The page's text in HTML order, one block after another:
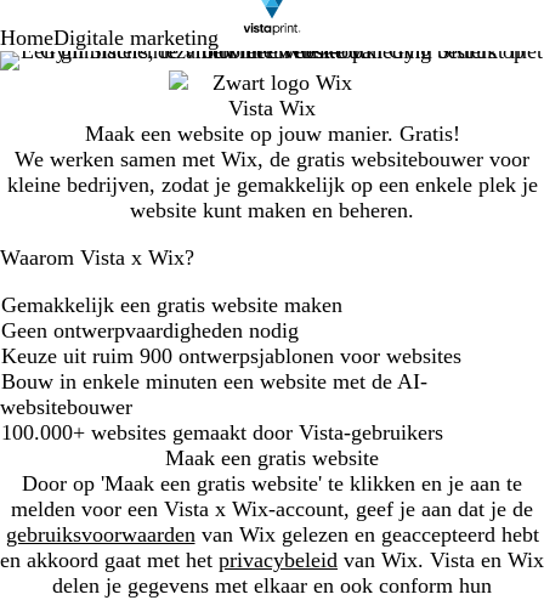
HomeDigitale marketing
Maak een website op jouw manier. Gratis!
We werken samen met Wix, de gratis websitebouwer voor
kleine bedrijven, zodat je gemakkelijk op een enkele plek je
website kunt maken en beheren.
Waarom Vista x Wix?
Gemakkelijk een gratis website maken
Geen ontwerpvaardigheden nodig
Keuze uit ruim 900 ontwerpsjablonen voor websites
Bouw in enkele minuten een website met de AI-
websitebouwer
100.000+ websites gemaakt door Vista-gebruikers
Maak een gratis website
Door op 'Maak een gratis website' te klikken en je aan te
melden voor een Vista x Wix-account, geef je aan dat je de
gebruiksvoorwaardenvan Wix gelezen en geaccepteerd hebt
en akkoord gaat met het privacybeleid van Wix. Vista en Wix
delen je gegevens met elkaar en ook conform hun